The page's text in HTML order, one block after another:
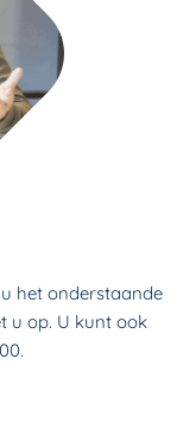
het onderstaande
u op. U kunt ook